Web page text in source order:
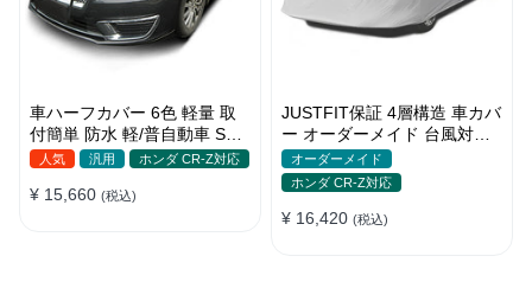
車ハーフカバー 6色 軽量 取
付簡単 防水 軽/普自動車 SUV
車対応 どんな天気でも使え
人気 汎用 ホンダ CR-Z対応
¥ 15,660 (税込)
JUSTFIT保証 4層構造 車カバ
ー オーダーメイド 台風対策
裏起毛 防水 車種専用 防風紐
付き
オーダーメイド
ホンダ CR-Z対応
¥ 16,420 (税込)